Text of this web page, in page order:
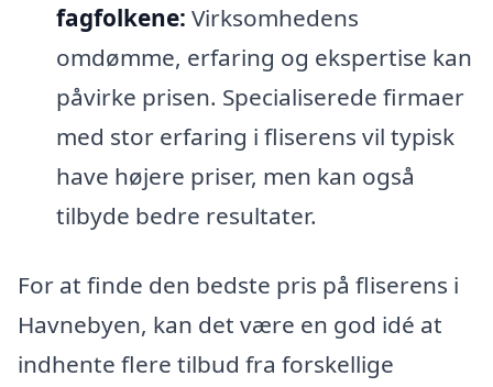
fagfolkene: Virksomhedens
omdømme, erfaring og ekspertise kan
påvirke prisen. Specialiserede firmaer
med stor erfaring i fliserens vil typisk
have højere priser, men kan også
tilbyde bedre resultater.
For at finde den bedste pris på fliserens i
Havnebyen, kan det være en god idé at
indhente flere tilbud fra forskellige